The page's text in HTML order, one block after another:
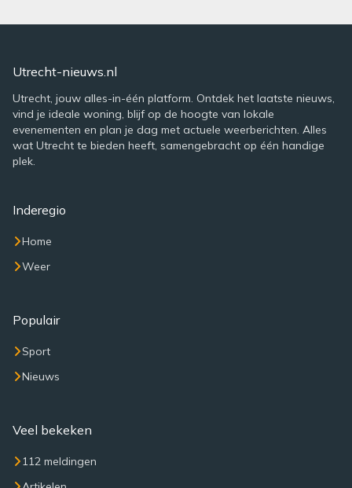
Utrecht-nieuws.nl
Utrecht, jouw alles-in-één platform. Ontdek het laatste nieuws,
vind je ideale woning, blijf op de hoogte van lokale
evenementen en plan je dag met actuele weerberichten. Alles
wat Utrecht te bieden heeft, samengebracht op één handige
plek.
Inderegio
Home
Weer
Populair
Sport
Nieuws
Veel bekeken
112 meldingen